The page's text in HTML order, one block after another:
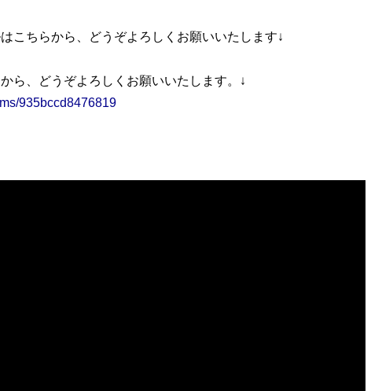
こちらから、どうぞよろしくお願いいたします↓
ら、どうぞよろしくお願いいたします。↓
935bccd8476819